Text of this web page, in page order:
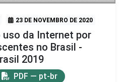
23 DE NOVEMBRO DE 2020
uso da Internet por
no Brasil -
2019
PDF — pt-br